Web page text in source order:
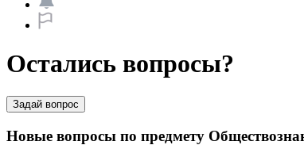
Остались вопросы?
Задай вопрос
Новые вопросы по предмету